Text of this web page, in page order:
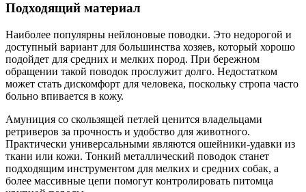
Подходящий материал
Наиболее популярны нейлоновые поводки. Это недорогой и
доступный вариант для большинства хозяев, который хорошо
подойдет для средних и мелких пород. При бережном
обращении такой поводок прослужит долго. Недостатком
может стать дискомфорт для человека, поскольку стропа часто
больно впивается в кожу.
Амуниция со скользящей петлей ценится владельцами
ретриверов за прочность и удобство для животного.
Практически универсальными являются ошейники-удавки из
ткани или кожи. Тонкий металлический поводок станет
подходящим инструментом для мелких и средних собак, а
более массивные цепи помогут контролировать питомца